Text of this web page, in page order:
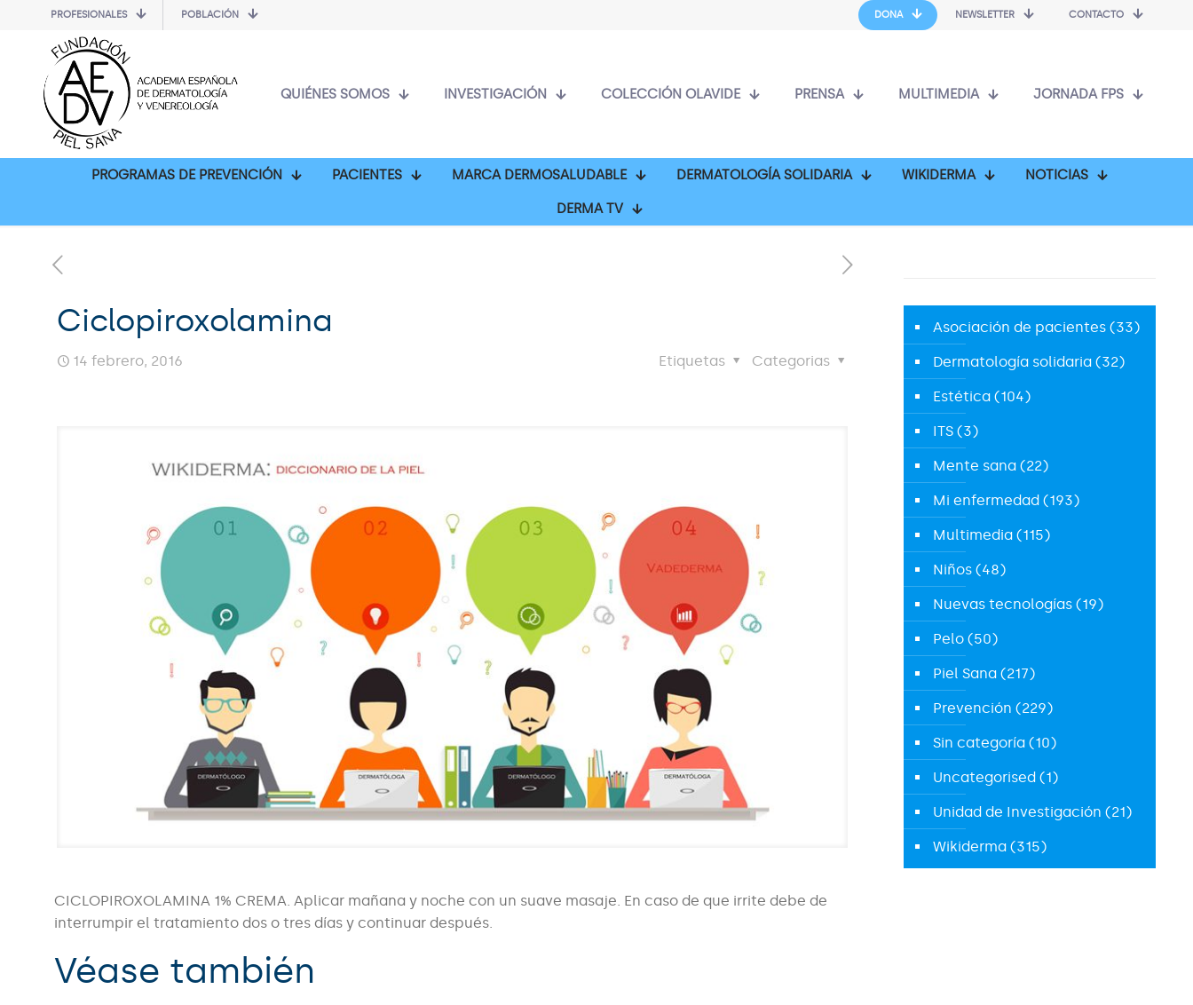
PROFESIONALES POBLACIÓN DONA NEWSLETTER CONTACTO
QUIÉNES SOMOS INVESTIGACIÓN COLECCIÓN OLAVIDE PRENSA MULTIMEDIA JORNADA FPS
PROGRAMAS DE PREVENCIÓN PACIENTES MARCA DERMOSALUDABLE DERMATOLOGÍA SOLIDARIA WIKIDERMA NOTICIAS
DERMA TV
Ciclopiroxolamina
14 febrero, 2016 Categorias
Etiquetas
CICLOPIROXOLAMINA 1% CREMA. Aplicar mañana y noche con un suave masaje. En caso de que irrite debe de
interrumpir el tratamiento dos o tres días y continuar después.
Véase también
Asociación de pacientes (33)
Dermatología solidaria (32)
Estética (104)
ITS (3)
Mente sana (22)
Mi enfermedad (193)
Multimedia (115)
Niños (48)
Nuevas tecnologías (19)
Pelo (50)
Piel Sana (217)
Prevención (229)
Sin categoría (10)
Uncategorised (1)
Unidad de Investigación (21)
Wikiderma (315)